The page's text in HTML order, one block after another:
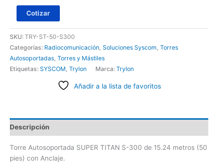
Cotizar
SKU: TRY-ST-50-S300
Categorías: Radiocomunicación, Soluciones Syscom, Torres
Autosoportadas, Torres y Mástiles
Etiquetas: SYSCOM, Trylon Marca: Trylon
Añadir a la lista de favoritos
Descripción
Torre Autosoportada SUPER TITAN S-300 de 15.24 metros (50
pies) con Anclaje.